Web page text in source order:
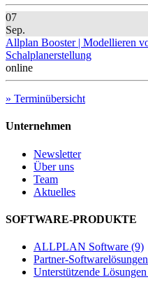
07
Sep.
Allplan Booster | Modellieren
Schalplanerstellung
online
» Terminübersicht
Unternehmen
Newsletter
Über uns
Team
Aktuelles
SOFTWARE-PRODUKTE
ALLPLAN Software (9)
Partner-
Unterstützende